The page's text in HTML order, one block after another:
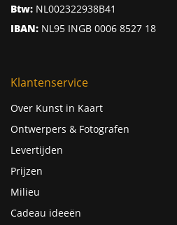
Btw: NL002322938B41
IBAN: NL95 INGB 0006 8527 18
Klantenservice
Over Kunst in Kaart
Ontwerpers & Fotografen
Levertijden
Prijzen
Milieu
Cadeau ideeën